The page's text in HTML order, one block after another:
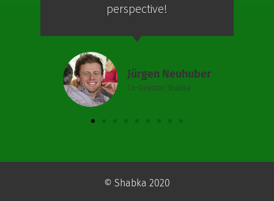
perspective!
Jürgen Neuhuber
Co-Director, Shabka
© Shabka 2020